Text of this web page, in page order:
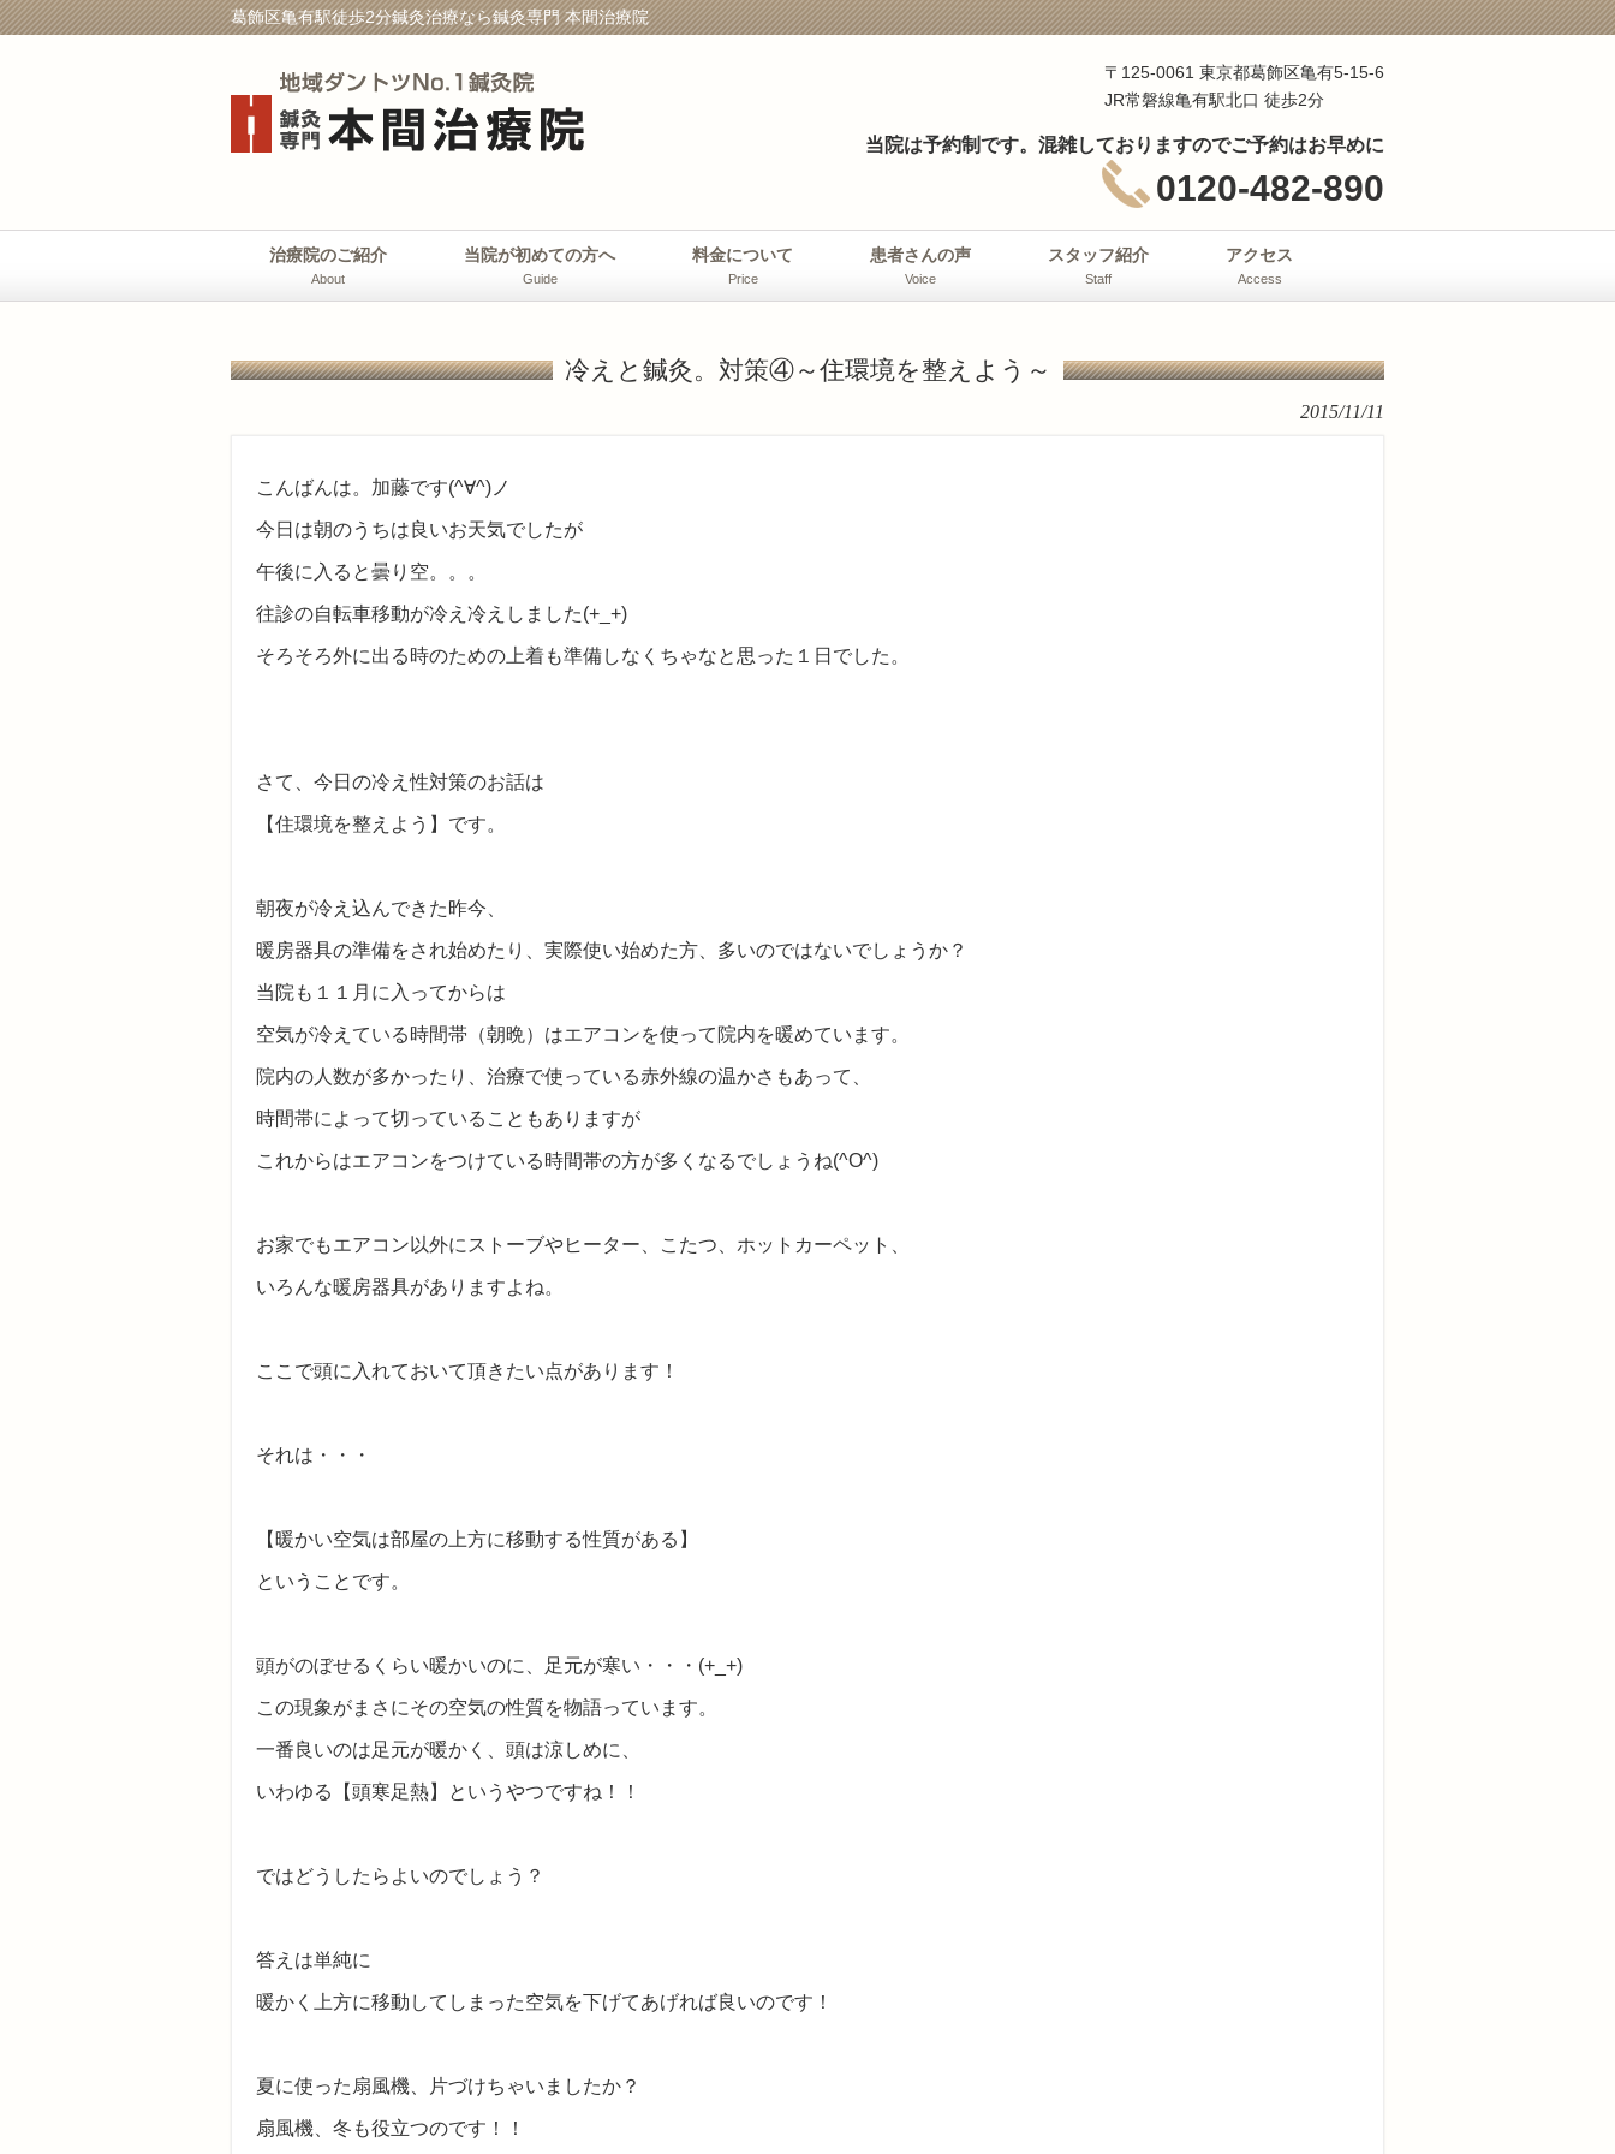
葛飾区亀有駅徒歩2分鍼灸治療なら鍼灸専門 本間治療院
〒125-0061 東京都葛飾区亀有5-15-6
JR常磐線亀有駅北口 徒歩2分
当院は予約制です。 混雑しておりますのでご予約はお早めに
0120-482-890
治療院のご紹介
About
当院が初めての方へ
Guide
料金について
Price
患者さんの声
Voice
スタッフ紹介
Staff
アクセス
Access
冷えと鍼灸。対策④～住環境を整えよう～
2015/11/11
こんばんは。加藤です(^∀^)ノ
今日は朝のうちは良いお天気でしたが
午後に入ると曇り空。。。
往診の自転車移動が冷え冷えしました(+_+)
そろそろ外に出る時のための上着も準備しなくちゃなと思った１日でした。
さて、今日の冷え性対策のお話は
【住環境を整えよう】です。
朝夜が冷え込んできた昨今、
暖房器具の準備をされ始めたり、実際使い始めた方、多いのではないでしょうか？
当院も１１月に入ってからは
空気が冷えている時間帯（朝晩）はエアコンを使って院内を暖めています。
院内の人数が多かったり、治療で使っている赤外線の温かさもあって、
時間帯によって切っていることもありますが
これからはエアコンをつけている時間帯の方が多くなるでしょうね(^O^)
お家でもエアコン以外にストーブやヒーター、こたつ、ホットカーペット、
いろんな暖房器具がありますよね。
ここで頭に入れておいて頂きたい点があります！
それは・・・
【暖かい空気は部屋の上方に移動する性質がある】
ということです。
頭がのぼせるくらい暖かいのに、足元が寒い・・・(+_+)
この現象がまさにその空気の性質を物語っています。
一番良いのは足元が暖かく、頭は涼しめに、
いわゆる【頭寒足熱】というやつですね！！
ではどうしたらよいのでしょう？
答えは単純に
暖かく上方に移動してしまった空気を下げてあげれば良いのです！
夏に使った扇風機、片づけちゃいましたか？
扇風機、冬も役立つのです！！